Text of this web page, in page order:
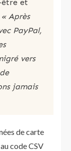
être et
« Après
PayPal,
vers
jamais
de carte
code CSV